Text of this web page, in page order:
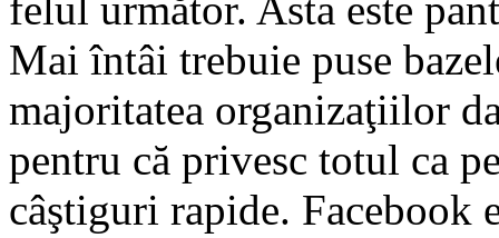
felul următor. Asta este
Mai întâi trebuie puse
majoritatea organizaţiilor
pentru că privesc totul ca
câştiguri rapide. Facebook